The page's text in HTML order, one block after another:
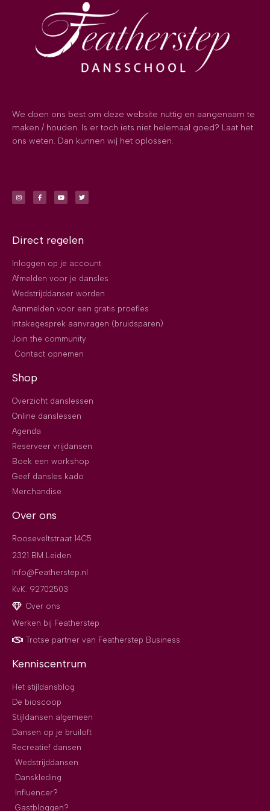
We doen ons best om deze website nuttig en aangenaam te
maken / houden. Is er toch iets niet helemaal goed? Laat het
ons weten. Dan kunnen wij het oplossen.
Direct regelen
Inloggen op je account
Afmelden voor je dansles
Wedstrijddanser worden
Aanmelden voor een gratis proefles
Intakegesprek aanvragen (bruidsparen)
Join the community
Contact opnemen
Shop
Overzicht danslessen
Online danslessen
Agenda
Reserveer vrijdansen
Boek een workshop
Geef dansles kado
Merchandise
Over ons
Rooseveltstraat 14C5
2321 BM Leiden
Info@Featherstep.nl
KvK: 92702503
Over ons
Werken bij Featherstep
Trotse partner van Featherstep Business
Kenniscentrum
Het stijldansblog
De bioscoop
Stijldansen algemeen
Dansen op je bruiloft
Recreatief dansen
Wedstrijddansen
Danskleding
Influencer?
Gastbloggen?